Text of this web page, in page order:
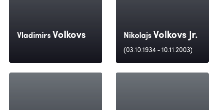
Vladimirs Volkovs Nikolajs Volkovs Jr.
(03.10.1934 - 10.11.2003)